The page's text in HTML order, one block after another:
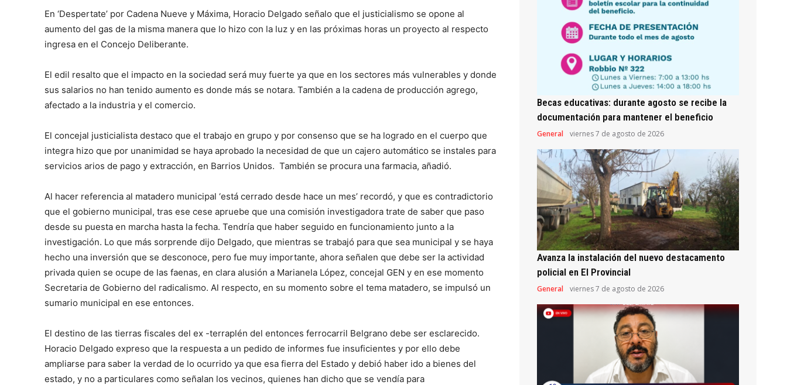
d
c
d
a
u
o
i
z
a
s
c
l
d
e
e
c
h
r
r
i
En ‘Despertate’ por Cadena Nueve y Máxima, Horacio Delgado señalo que el justicialismo se opone al
aumento del gas de la misma manera que lo hizo con la luz y en las próximas horas un proyecto al respecto
ingresa en el Concejo Deliberante.
El edil resalto que el impacto en la sociedad será muy fuerte ya que en los sectores más vulnerables y donde
sus salarios no han tenido aumento es donde más se notara. También a la cadena de producción agrego,
afectado a la industria y el comercio.
El concejal justicialista destaco que el trabajo en grupo y por consenso que se ha logrado en el cuerpo que
integra hizo que por unanimidad se haya aprobado la necesidad de que un cajero automático se instales para
servicios arios de pago y extracción, en Barrios Unidos. También se procura una farmacia, añadió.
Al hacer referencia al matadero municipal ‘está cerrado desde hace un mes’ recordó, y que es contradictorio
que el gobierno municipal, tras ese cese apruebe que una comisión investigadora trate de saber que paso
desde su puesta en marcha hasta la fecha. Tendría que haber seguido en funcionamiento junto a la
investigación. Lo que más sorprende dijo Delgado, que mientras se trabajó para que sea municipal y se haya
hecho una inversión que se desconoce, pero fue muy importante, ahora señalen que debe ser la actividad
privada quien se ocupe de las faenas, en clara alusión a Marianela López, concejal GEN y en ese momento
Secretaria de Gobierno del radicalismo. Al respecto, en su momento sobre el tema matadero, se impulsó un
sumario municipal en ese entonces.
El destino de las tierras fiscales del ex -terraplén del entonces ferrocarril Belgrano debe ser esclarecido.
Horacio Delgado expreso que la respuesta a un pedido de informes fue insuficientes y por ello debe
ampliarse para saber la verdad de lo ocurrido ya que esa fierra del Estado y debió haber ido a bienes del
estado, y no a particulares como señalan los vecinos, quienes han dicho que se vendía para
Becas educativas: durante agosto se recibe la
documentación para mantener el beneficio
General viernes 7 de agosto de 2026
Avanza la instalación del nuevo destacamento
policial en El Provincial
General viernes 7 de agosto de 2026